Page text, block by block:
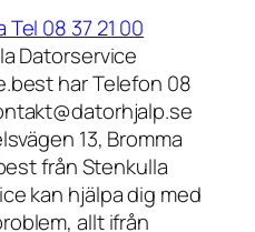
08 37 21 00
Datorservice
har Telefon 08
13, Bromma
från Stenkulla
kan hjälpa dig med
allt ifrån